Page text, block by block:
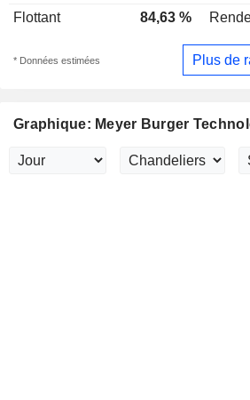
Flottant
84,63 %
* Données estimées Plus de
Graphique: Meyer Burger